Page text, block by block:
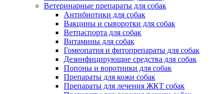
Ветеринарные препараты для собак
Антибиотики для собак
Вакцины и сыворотки для собак
Ветпаспорта для собак
Витамины для собак
Гомеопатия и фитопрепараты для собак
Дезинфицирующие средства для собак
Попоны и воротники для собак
Препараты для кожи собак
Препараты для лечения ЖКТ собак